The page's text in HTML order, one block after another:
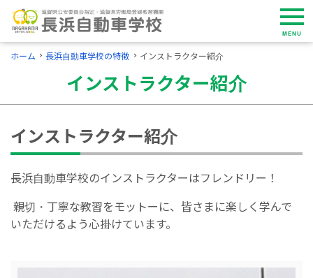
MENU
ホーム 長浜自動車学校の特徴 インストラクター紹介
インストラクター紹介
インストラクター紹介
長浜自動車学校のインストラクターはフレンドリー！
親切・丁寧な教習をモットーに、皆さまに楽しく学んで
いただけるよう心掛けています。